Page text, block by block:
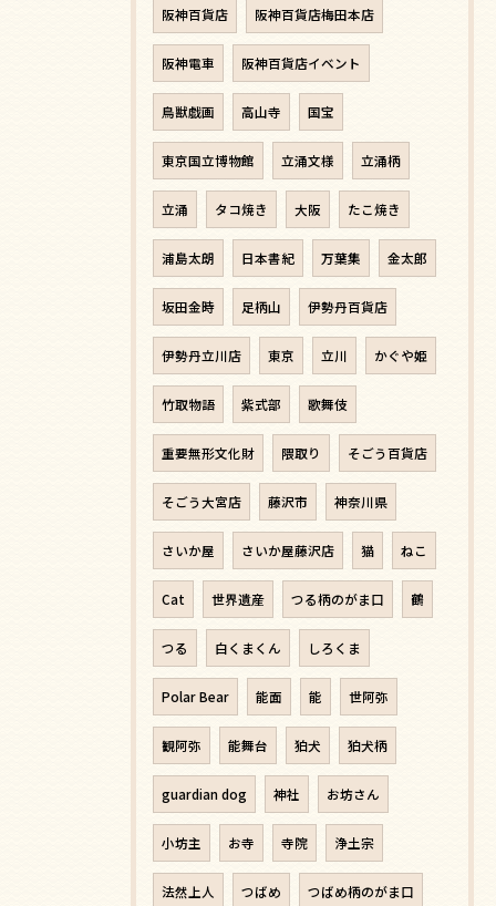
阪神百貨店 阪神百貨店梅田本店
阪神電車 阪神百貨店イベント
鳥獣戯画 高山寺 国宝
東京国立博物館 立涌文様 立涌柄
立涌 タコ焼き 大阪 たこ焼き
浦島太朗 日本書紀 万葉集 金太郎
坂田金時 足柄山 伊勢丹百貨店
伊勢丹立川店 東京 立川 かぐや姫
竹取物語 紫式部 歌舞伎
重要無形文化財 隈取り そごう百貨店
そごう大宮店 藤沢市 神奈川県
さいか屋 さいか屋藤沢店 猫 ねこ
Cat 世界遺産 つる柄のがま口 鶴
つる 白くまくん しろくま
Polar Bear 能面 能 世阿弥
観阿弥 能舞台 狛犬 狛犬柄
guardian dog 神社 お坊さん
小坊主 お寺 寺院 浄土宗
法然上人 つばめ つばめ柄のがま口